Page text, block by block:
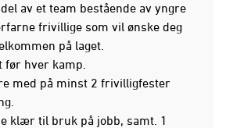
av et team bestående av yngre
frivillige som vil ønske deg
på laget.
før hver kamp.
med på minst 2 frivilligfester
klær til bruk på jobb, samt. 1